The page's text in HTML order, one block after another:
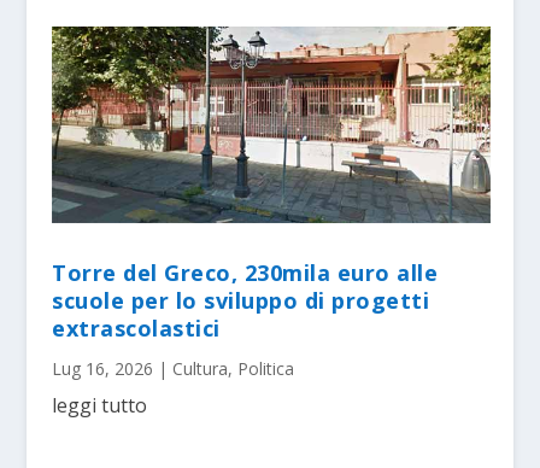
Torre del Greco, 230mila euro alle
scuole per lo sviluppo di progetti
extrascolastici
Lug 16, 2026 | Cultura, Politica
leggi tutto